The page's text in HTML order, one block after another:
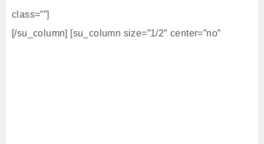
class=””]
[/su_column] [su_column size=”1/2″ center=”no”